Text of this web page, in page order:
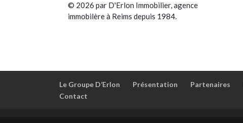
© 2026 par D'Erlon Immobilier, agence
immobilère à Reims depuis 1984.
Le Groupe D’Erlon Présentation Partenaires
Contact